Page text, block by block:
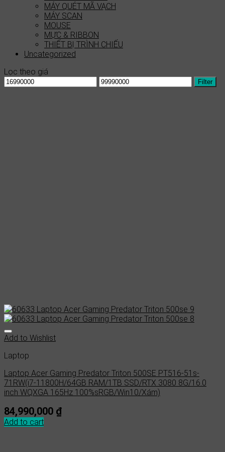
MÁY QUÉT MÃ VẠCH
MÁY SCAN
MOUSE
MỰC & RIBBON
THIẾT BỊ TRÌNH CHIẾU
Uncategorized
Lọc theo giá
Min
price
Max
price
Filter
Add to Wishlist
Laptop
Laptop Acer Gaming Predator Triton 500SE PT516-51s-
71RW(i7-11800H/64GB RAM/1TB SSD/RTX 3080 8G/16.0
inch WQXGA 165Hz 100%sRGB/Win10/Xám)
84,990,000 ₫
Add to cart